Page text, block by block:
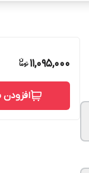
11,095,000